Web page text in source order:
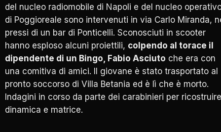
del nucleo radiomobile di Napoli e del nucleo
di Poggioreale sono intervenuti in via Carlo Miranda,
pressi di un bar di Ponticelli. Sconosciuti in scooter
hanno esploso alcuni proiettili, colpendo al torace il
dipendente di un Bingo, Fabio Asciuto che era con
una comitiva di amici. Il giovane è stato trasportato al
pronto soccorso di Villa Betania ed è lì che è morto.
Indagini in corso da parte dei carabinieri per ricostruire
dinamica e matrice.